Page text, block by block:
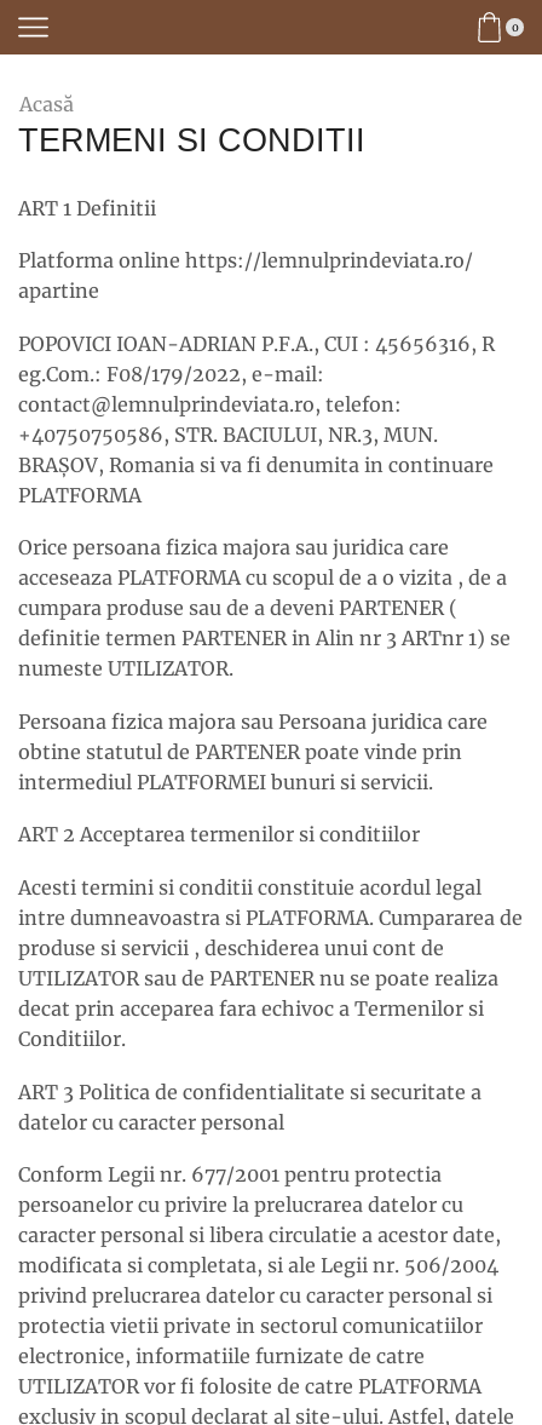
0
Acasă
TERMENI SI CONDITII
ART 1 Definitii
Platforma online https://lemnulprindeviata.ro/
apartine
POPOVICI IOAN-ADRIAN P.F.A., CUI : 45656316, R
eg.Com.: F08/179/2022, e-mail:
contact@lemnulprindeviata.ro, telefon:
+40750750586, STR. BACIULUI, NR.3, MUN.
BRAŞOV, Romania si va fi denumita in continuare
PLATFORMA
Orice persoana fizica majora sau juridica care
acceseaza PLATFORMA cu scopul de a o vizita , de a
cumpara produse sau de a deveni PARTENER (
definitie termen PARTENER in Alin nr 3 ARTnr 1) se
numeste UTILIZATOR.
Persoana fizica majora sau Persoana juridica care
obtine statutul de PARTENER poate vinde prin
intermediul PLATFORMEI bunuri si servicii.
ART 2 Acceptarea termenilor si conditiilor
Acesti termini si conditii constituie acordul legal
intre dumneavoastra si PLATFORMA. Cumpararea de
produse si servicii , deschiderea unui cont de
UTILIZATOR sau de PARTENER nu se poate realiza
decat prin acceparea fara echivoc a Termenilor si
Conditiilor.
ART 3 Politica de confidentialitate si securitate a
datelor cu caracter personal
Conform Legii nr. 677/2001 pentru protectia
persoanelor cu privire la prelucrarea datelor cu
caracter personal si libera circulatie a acestor date,
modificata si completata, si ale Legii nr. 506/2004
privind prelucrarea datelor cu caracter personal si
protectia vietii private in sectorul comunicatiilor
electronice, informatiile furnizate de catre
UTILIZATOR vor fi folosite de catre PLATFORMA
exclusiv in scopul declarat al site-ului. Astfel, datele